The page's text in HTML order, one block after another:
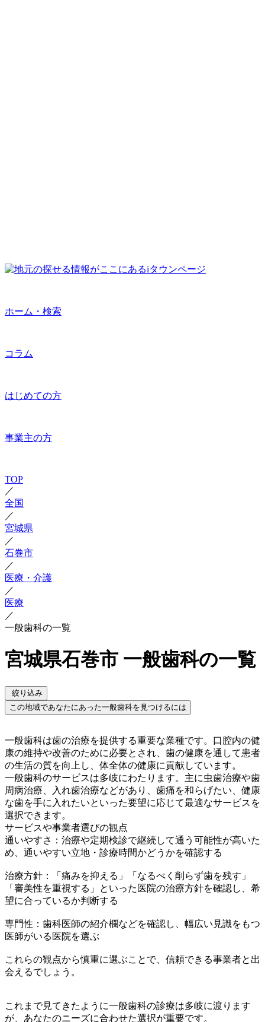
ホーム・検索
コラム
はじめての方
事業主の方
TOP
／
全国
／
宮城県
／
石巻市
／
医療・介護
／
医療
／
一般歯科の一覧
宮城県石巻市 一般歯科の一覧
絞り込み
この地域であなたにあった一般歯科を見つけるには
一般歯科は歯の治療を提供する重要な業種です。口腔内の健
康の維持や改善のために必要とされ、歯の健康を通して患者
の生活の質を向上し、体全体の健康に貢献しています。
一般歯科のサービスは多岐にわたります。主に虫歯治療や歯
周病治療、入れ歯治療などがあり、歯痛を和らげたい、健康
な歯を手に入れたいといった要望に応じて最適なサービスを
選択できます。
サービスや事業者選びの観点
通いやすさ：治療や定期検診で継続して通う可能性が高いた
め、通いやすい立地・診療時間かどうかを確認する
治療方針：「痛みを抑える」「なるべく削らず歯を残す」
「審美性を重視する」といった医院の治療方針を確認し、希
望に合っているか判断する
専門性：歯科医師の紹介欄などを確認し、幅広い見識をもつ
医師がいる医院を選ぶ
これらの観点から慎重に選ぶことで、信頼できる事業者と出
会えるでしょう。
これまで見てきたように一般歯科の診療は多岐に渡ります
が、あなたのニーズに合わせた選択が重要です。